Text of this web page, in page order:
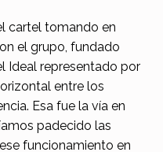
cartel tomando en
el grupo, fundado
Ideal representado por
entre los
Esa fue la vía en
padecido las
funcionamiento en